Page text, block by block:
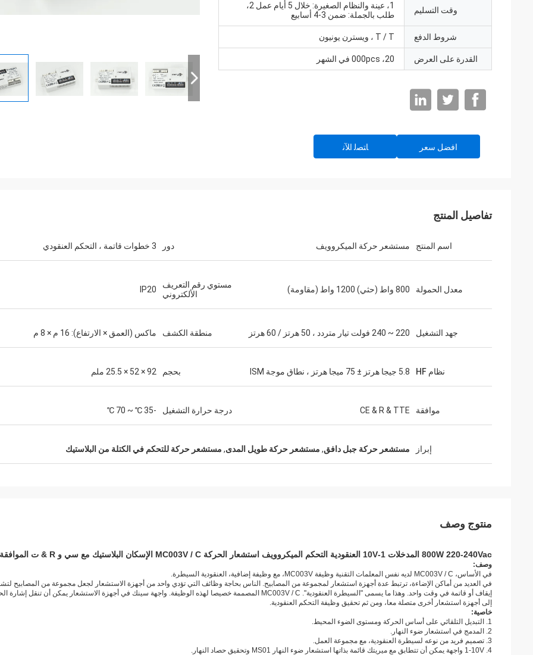
وقت التسليم
1، عينة والنظام الصغيرة: خلال 5 أيام عمل 2،
طلب بالجملة: ضمن 3-4 أسابيع
شروط الدفع T / T ، ويسترن يونيون
القدرة على العرض 20، 000pcs في الشهر
افضل سعر ﺎﺘﺼﻟ ﺍﻶﻧ
تفاصيل المنتج
اسم المنتج مستشعر حركة الميكروويف دور 3 خطوات قاتمة ، التحكم العنقودي
معدل الحمولة 800 واط (حثي) 1200 واط (مقاومة)
مستوي رقم التعريف
الألكتروني
IP20
جهد التشغيل 220 ~ 240 فولت تيار متردد ، 50 هرتز / 60 هرتز منطقة الكشف ماكس (العمق × الارتفاع): 16 م × 8 م
نظام HF 5.8 جيجا هرتز ± 75 ميجا هرتز ، نطاق موجة ISM بحجم 92 × 52 × 25.5 ملم
موافقة CE & R & TTE درجة حرارة التشغيل -35 ℃ ~ 70 ℃
إبراز مستشعر حركة جبل دافق, مستشعر حركة طويل المدى, مستشعر حركة للتحكم في الكتلة من البلاستيك
منتوج وصف
800W 220-240Vac المدخلات 1-10V العنقودية التحكم الميكروويف استشعار الحركة MC003V / C الإسكان البلاستيك مع سي و R & ت الموافقة
وصف:
في الأساس، MC003V / C لديه نفس المعلمات التقنية وظيفة MC003V، مع وظيفة إضافية، العنقودية السيطرة.
في العديد من أماكن الإضاءة، ترتبط عدة أجهزة استشعار لمجموعة من المصابيح. الناس بحاجة وظائف التي تؤدي واحد من أجهزة الاستشعار لجعل مجموعة من المصابيح
إيقاف أو قاتمة في وقت واحد. وهذا ما يسمى "السيطرة العنقودية". MC003V / C المصممة خصيصا لهذه الوظيفة.
واجهة سينك في أجهزة الاستشعار يمكن أن تنقل إشارة
إلى أجهزة استشعار أخرى متصلة معا، ومن ثم تحقيق وظيفة التحكم العنقودية.
خاصية:
1. التبديل التلقائي على أساس الحركة ومستوى الضوء المحيط.
2. المدمج في استشعار ضوء النهار.
3. تصميم فريد من نوعه لسيطرة العنقودية، مع مجموعة العمل.
4. 1-10V واجهة يمكن أن تتطابق مع ميريتك قائمة بذاتها استشعار ضوء النهار MS01 وتحقيق حصاد النهار.